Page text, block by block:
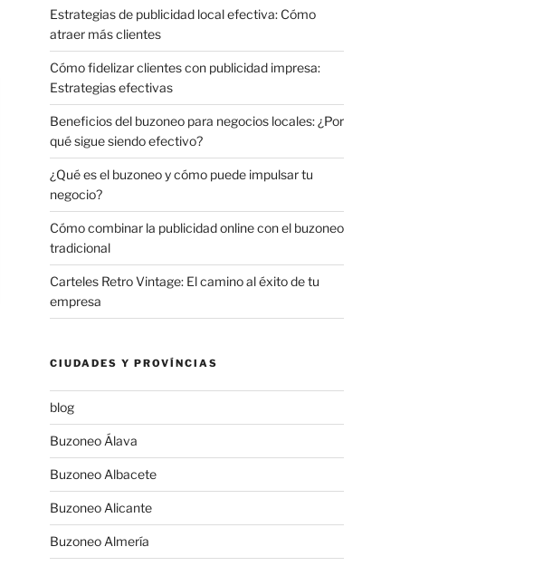
Estrategias de publicidad local efectiva: Cómo
atraer más clientes
Cómo fidelizar clientes con publicidad impresa:
Estrategias efectivas
Beneficios del buzoneo para negocios locales: ¿Por
qué sigue siendo efectivo?
¿Qué es el buzoneo y cómo puede impulsar tu
negocio?
Cómo combinar la publicidad online con el buzoneo
tradicional
Carteles Retro Vintage: El camino al éxito de tu
empresa
CIUDADES Y PROVÍNCIAS
blog
Buzoneo Álava
Buzoneo Albacete
Buzoneo Alicante
Buzoneo Almería